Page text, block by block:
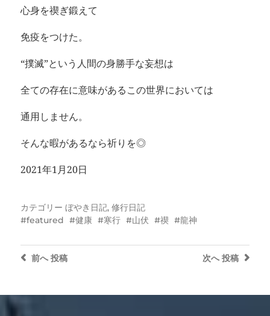
心身を禊ぎ鍛えて
免疫をつけた。
“撲滅”という人間の身勝手な妄想は
全ての存在に意味があるこの世界においては
通用しません。
そんな暇があるなら祈りを◎
2021年1月20日
カテゴリー ぼやき日記, 修行日記
featured
健康 寒行 山伏 禊 龍神
次へ 投稿
前へ投稿